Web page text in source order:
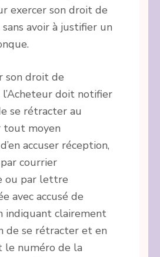
exercer son droit de
avoir à justifier un
son droit de
doit notifier
se rétracter au
tout moyen
accuser réception,
courrier
ou par lettre
avec accusé de
indiquant clairement
de se rétracter et en
le numéro de la